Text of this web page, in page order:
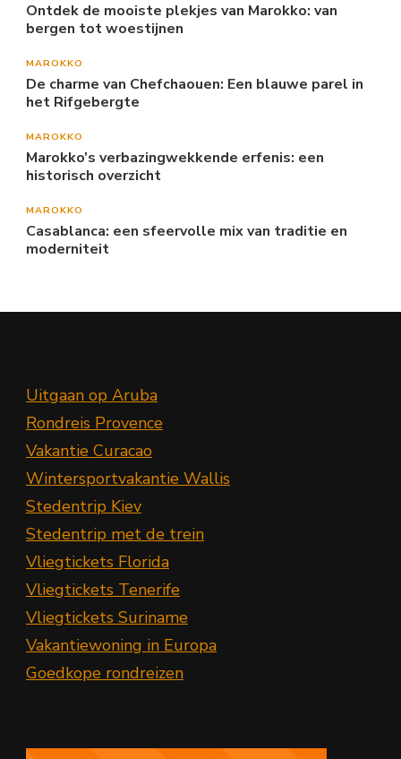
Ontdek de mooiste plekjes van Marokko: van
bergen tot woestijnen
MAROKKO
De charme van Chefchaouen: Een blauwe parel in
het Rifgebergte
MAROKKO
Marokko’s verbazingwekkende erfenis: een
historisch overzicht
MAROKKO
Casablanca: een sfeervolle mix van traditie en
moderniteit
Uitgaan op Aruba
Rondreis Provence
Vakantie Curacao
Wintersportvakantie Wallis
Stedentrip Kiev
Stedentrip met de trein
Vliegtickets Florida
Vliegtickets Tenerife
Vliegtickets Suriname
Vakantiewoning in Europa
Goedkope rondreizen